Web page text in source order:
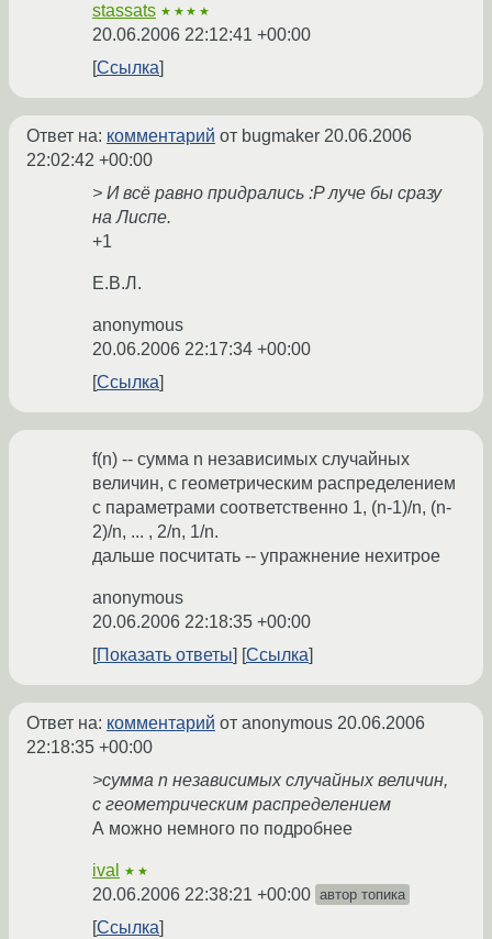
stassats ★★★★
20.06.2006 22:12:41 +00:00
Ссылка
Ответ на: комментарий от bugmaker 20.06.2006
22:02:42 +00:00
> И всё равно придрались :P луче бы сразу
на Лиспе.
+1
Е.В.Л.
anonymous
20.06.2006 22:17:34 +00:00
Ссылка
f(n) -- сумма n независимых случайных
величин, с геометрическим распределением
с параметрами соответственно 1, (n-1)/n, (n-
2)/n, ... , 2/n, 1/n.
дальше посчитать -- упражнение нехитрое
anonymous
20.06.2006 22:18:35 +00:00
Показать ответы
Ссылка
Ответ на: комментарий от anonymous 20.06.2006
22:18:35 +00:00
>сумма n независимых случайных величин,
с геометрическим распределением
А можно немного по подробнее
ival ★★
20.06.2006 22:38:21 +00:00 автор топика
Ссылка